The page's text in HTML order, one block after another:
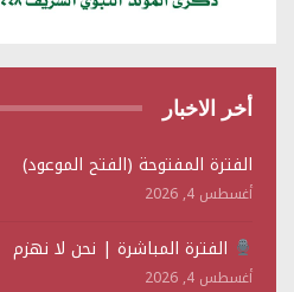
أخر الاخبار
الفترة المفتوحة (الفتح الموعود)
أغسطس 4, 2026
الفترة المباشرة | نحن لا نهزم
أغسطس 4, 2026